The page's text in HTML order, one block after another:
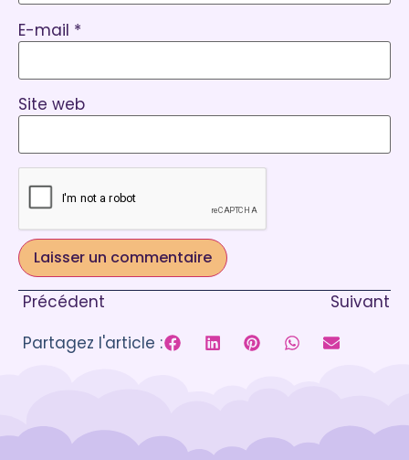
E-mail *
Site web
Précédent
Suivant
Partagez l'article :